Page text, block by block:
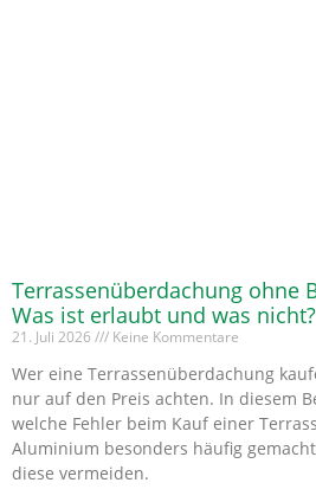
Terrassenüberdachung ohne
Was ist erlaubt und was nicht?
21. Juli 2026 Keine Kommentare
Wer eine Terrassenüberdachung
nur auf den Preis achten. In diesem
welche Fehler beim Kauf einer
Aluminium besonders häufig
diese vermeiden.